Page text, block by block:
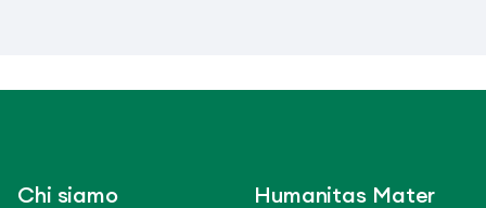
Chi siamo
Humanitas Mater